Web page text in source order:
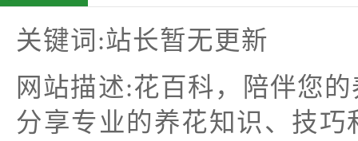
关键词:站长暂无更新
网站描述:花百科，陪伴您
分享专业的养花知识、技